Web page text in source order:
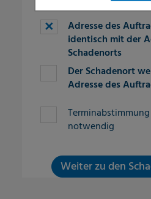
fieldset-3Adresse des
identisch mit der
Schadenorts
Der Schadenort
Adresse des
notwendig
Weiter zu den